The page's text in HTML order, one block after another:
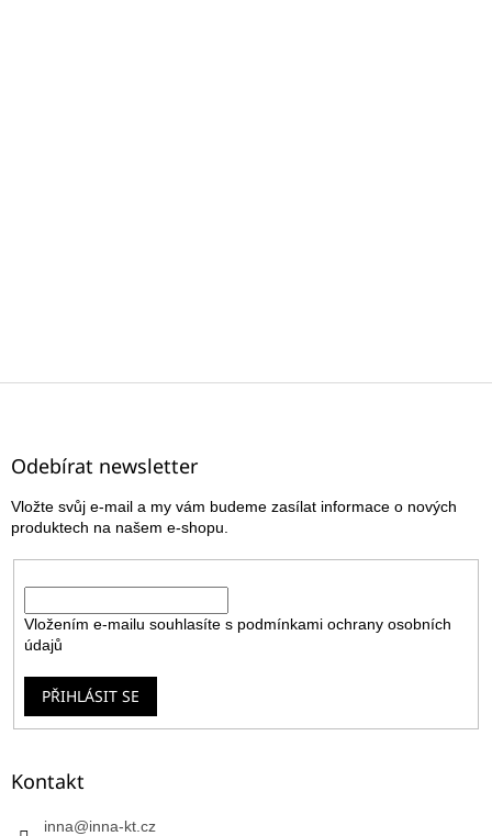
Z
Odebírat newsletter
Vložte svůj e-mail a my vám budeme zasílat informace o nových
produktech na našem e-shopu.
Vložením e-mailu souhlasíte s podmínkami ochrany osobních
údajů
PŘIHLÁSIT SE
Kontakt
inna@inna-kt.cz